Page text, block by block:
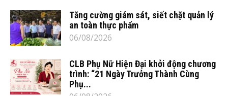
Tăng cường giám sát, siết chặt quản lý
an toàn thực phẩm
06/08/2026
CLB Phụ Nữ Hiện Đại khởi động chương
trình: “21 Ngày Trưởng Thành Cùng
Phụ...